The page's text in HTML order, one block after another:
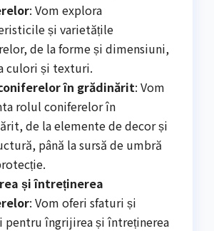
: Vom explora
și varietățile
de la forme și dimensiuni,
culori și texturi.
în grădinărit: Vom
rolul coniferelor în
de la elemente de decor și
până la sursă de umbră
și întreținerea
: Vom oferi sfaturi și
pentru îngrijirea și întreținerea